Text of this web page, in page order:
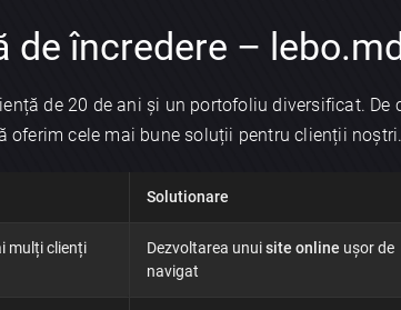
de încredere –
de 20 de ani și un portofoliu diversificat.
oferim cele mai bune soluții pentru clienții
Solutionare
mulți clienți
Dezvoltarea unuisite online ușor de
navigat
Discută aplicația